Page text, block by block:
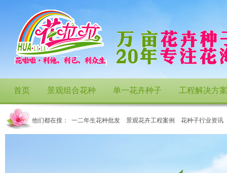
首页 景观组合花种 单一花卉种子 工程解决方案
他们都在搜： 一二年生花种批发 景观花卉工程案例 花种子行业资讯